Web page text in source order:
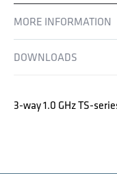
MORE INFORMATION
DOWNLOADS
3-way 1.0 GHz TS-